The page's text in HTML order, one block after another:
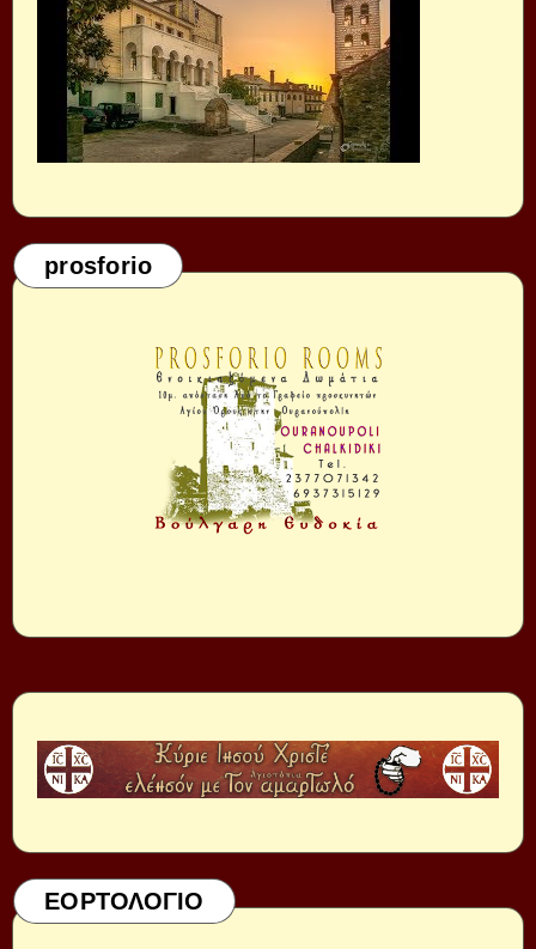
prosforio
ΕΟΡΤΟΛΟΓΙΟ